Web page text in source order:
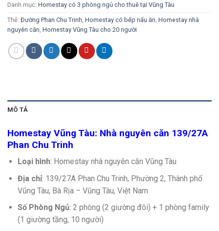
Danh mục: Homestay có 3 phòng ngủ cho thuê tại Vũng Tàu
Thẻ: Đường Phan Chu Trinh Homestay có bếp nấu ăn Homestay nhà
nguyên căn Homestay Vũng Tàu cho 20 người
MÔ TẢ
Homestay Vũng Tàu: Nhà nguyên căn 139/27A
Phan Chu Trinh
Loại hình: Homestay nhà nguyên căn Vũng Tàu
Địa chỉ: 139/27A Phan Chu Trinh, Phường 2, Thành phố
Vũng Tàu, Bà Rịa – Vũng Tàu, Việt Nam
Số Phòng Ngủ: 2 phòng (2 giường đôi) + 1 phòng family
(1 giường tầng, 10 người)